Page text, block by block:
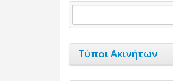
Τύποι Ακινήτων